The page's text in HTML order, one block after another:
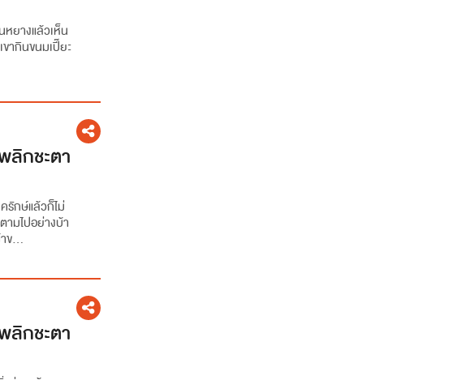
ยางแล้วเห็น
ากินขนมเปี๊ยะ
กชะตา
รักษ์แล้วก็ไม่
ามไปอย่างบ้า
ข...
กชะตา